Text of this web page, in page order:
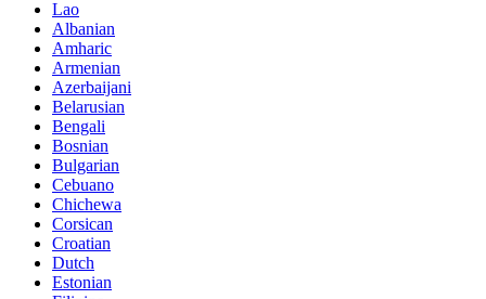
Lao
Albanian
Amharic
Armenian
Azerbaijani
Belarusian
Bengali
Bosnian
Bulgarian
Cebuano
Chichewa
Corsican
Croatian
Dutch
Estonian